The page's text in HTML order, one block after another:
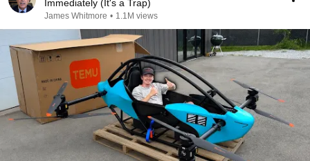
Immediately (It's a Trap)
James Whitmore • 1.1M views